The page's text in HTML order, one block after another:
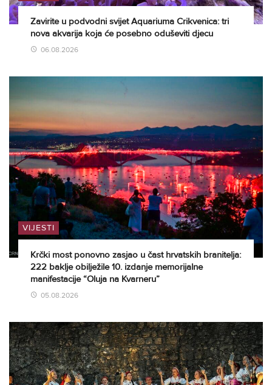
Zavirite u podvodni svijet Aquariuma Crikvenica: tri
nova akvarija koja će posebno oduševiti djecu
06.08.2026
VIJESTI
Krčki most ponovno zasjao u čast hrvatskih branitelja:
222 baklje obilježile 10. izdanje memorijalne
manifestacije “Oluja na Kvarneru”
05.08.2026